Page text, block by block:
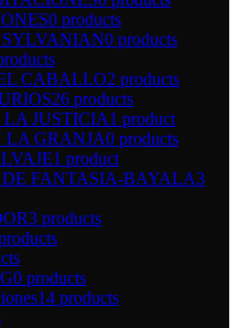
0 products
0 products
CABALLO2 products
26 products
JUSTICIA1 product
LA GRANJA0 products
1 product
FANTASIA-BAYALA3
3 products
0 products
14 products